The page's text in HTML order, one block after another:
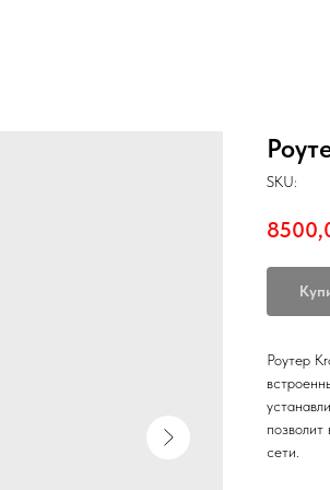
SKU:
Роутер
сети.